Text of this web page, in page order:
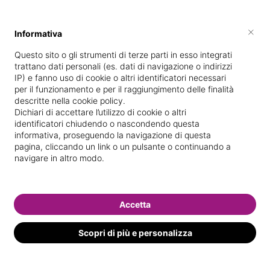
Specializzata inEpilazione con cera
Vedi le informazioni di Roberta
Informativa
Questo sito o gli strumenti di terze parti in esso integrati
trattano dati personali (es. dati di navigazione o indirizzi
IP) e fanno uso di cookie o altri identificatori necessari
per il funzionamento e per il raggiungimento delle finalità
descritte nella cookie policy.
Dichiari di accettare l’utilizzo di cookie o altri
identificatori chiudendo o nascondendo questa
informativa, proseguendo la navigazione di questa
pagina, cliccando un link o un pulsante o continuando a
navigare in altro modo.
Scopri di più e personalizza
Accetta
×